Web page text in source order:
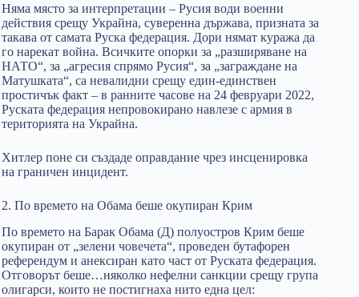
Няма място за интерпретации – Русия води военни
действия срещу Украйна, суверенна държава, призната за
такава от самата Руска федерация. Дори нямат куража да
го нарекат война. Всичките опорки за „разширяване на
НАТО“, за „агресия спрямо Русия“, за „заграждане на
Матушката“, са невалидни срещу един-единствен
простичък факт – в ранните часове на 24 февруари 2022,
Руската федерация непровокирано навлезе с армия в
територията на Украйна.
Хитлер поне си създаде оправдание чрез инсценировка
на граничен инцидент.
2. По времето на Обама беше окупиран Крим
По времето на Барак Обама (Д) полуостров Крим беше
окупиран от „зелени човечета“, проведен бутафорен
референдум и анексиран като част от Руската федерация.
Отговорът беше…няколко нефелни санкции срещу група
олигарси, които не постигнаха нито една цел: